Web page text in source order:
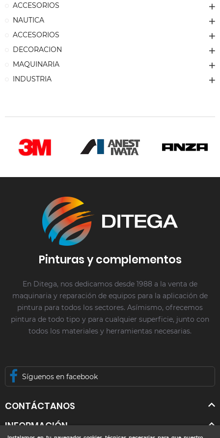
ACCESORIOS
NAUTICA
ACCESORIOS
DECORACION
MAQUINARIA
INDUSTRIA
Pinturas y complementos
En Ditega, nos dedicamos desde 1988 a la venta de
maquinaria y reparación de equipos para la aplicación de
pintura para todos los sectores. Asímismo, ofrecemos
pintura de todo tipo y para cualquier superficie, junto con
todos los materiales y herramientas necesarias.
Síguenos en facebook
CONTÁCTANOS
INFORMACIÓN